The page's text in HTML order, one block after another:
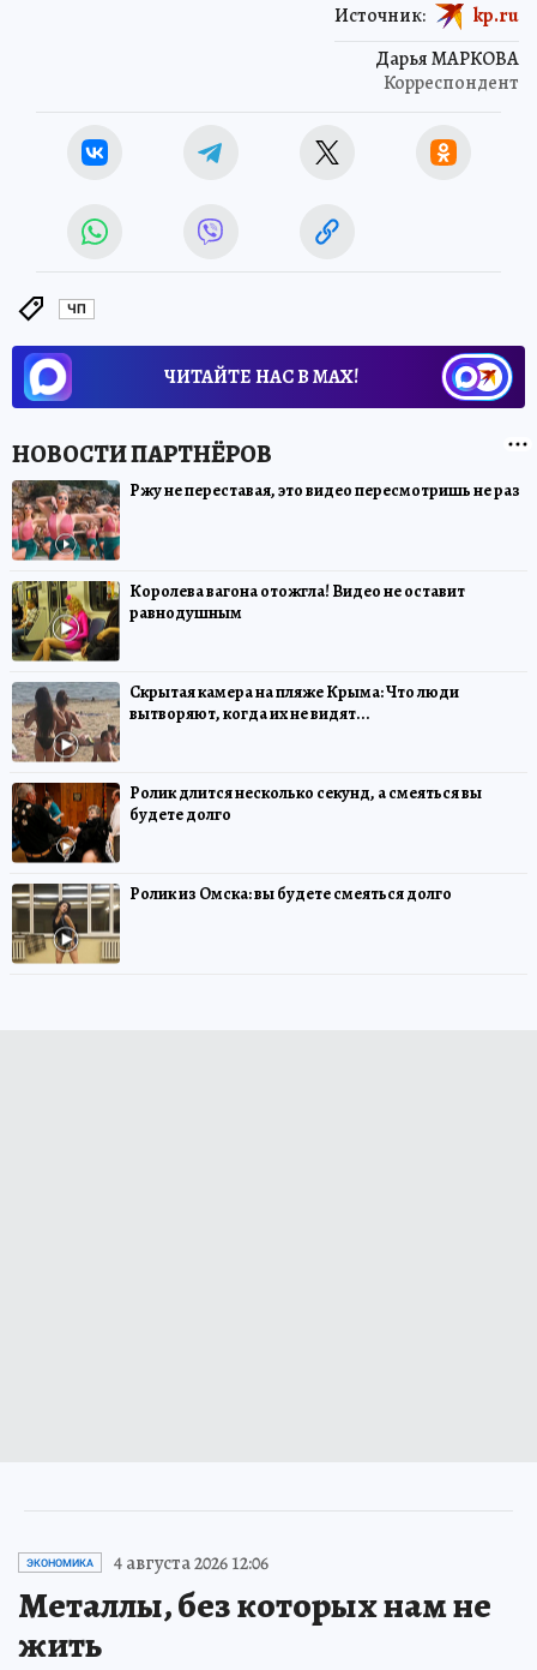
Дарья МАРКОВА
Корреспондент
Источник: kp.ru
ЧП
ЧИТАЙТЕ НАС В МАХ!
Ржу не переставая, это видео пересмотришь не раз
Королева вагона отожгла! Видео не оставит
равнодушным
Скрытая камера на пляже Крыма: Что люди
вытворяют, когда их не видят...
Ролик длится несколько секунд, а смеяться вы
будете долго
Ролик из Омска: вы будете смеяться долго
ЭКОНОМИКА 4 августа 2026 12:06
Металлы, без которых нам не
жить